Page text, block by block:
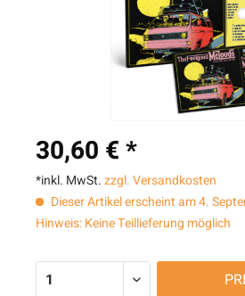
30,60 € *
*inkl. MwSt.zzgl. Versandkosten
Dieser Artikel erscheint am 4.
Hinweis: Keine Teillieferung möglich